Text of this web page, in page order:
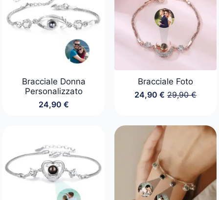
Bracciale Donna
Personalizzato
24,90 €
Bracciale Foto
29,90€
Il
era:
29,90 €.
24,90€ Il
è:
24,90 €.